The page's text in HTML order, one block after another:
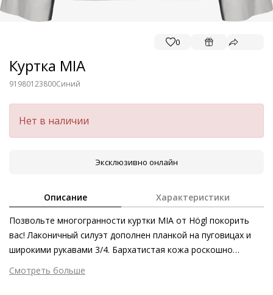
0
Куртка MIA
91980123800Синий
Нет в наличии
Эксклюзивно онлайн
Описание Характеристики
Позвольте многогранности куртки MIA от Högl покорить
вас! Лаконичный силуэт дополнен планкой на пуговицах и
широкими рукавами 3/4. Бархатистая кожа роскошно
подчёркивает элегантность модели, усиливая степень
комфорта. Истинное воплощение «медленной моды» –
Смотреть больше